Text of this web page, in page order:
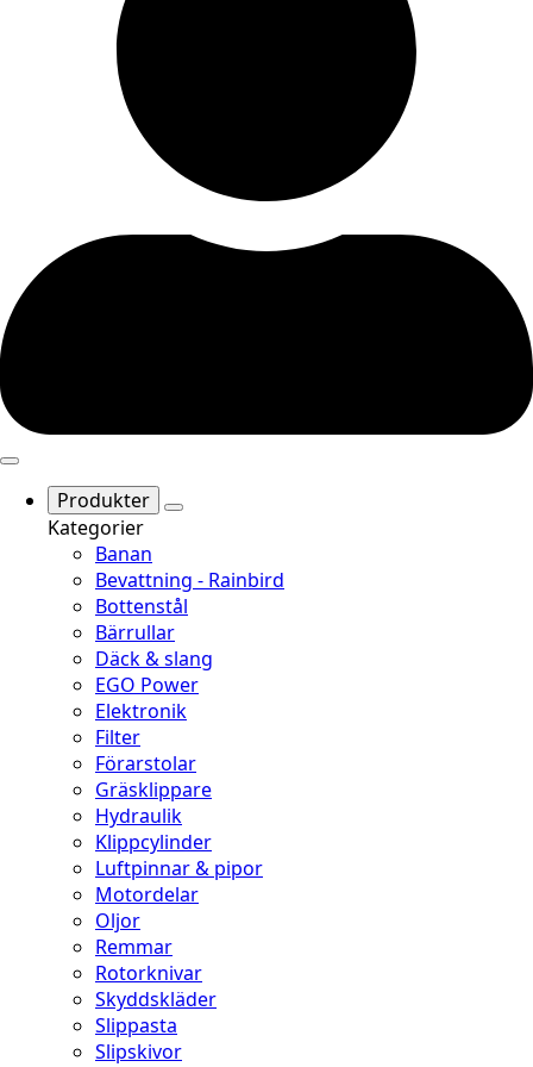
Produkter
Kategorier
Banan
Bevattning - Rainbird
Bottenstål
Bärrullar
Däck & slang
EGO Power
Elektronik
Filter
Förarstolar
Gräsklippare
Hydraulik
Klippcylinder
Luftpinnar & pipor
Motordelar
Oljor
Remmar
Rotorknivar
Skyddskläder
Slippasta
Slipskivor